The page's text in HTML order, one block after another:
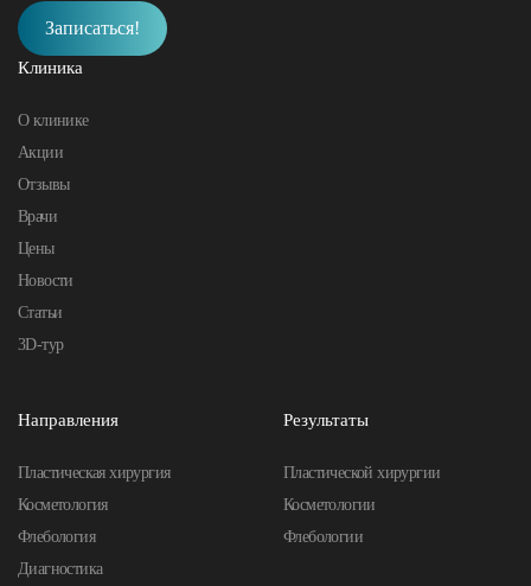
Записаться!
Клиника
О клинике
Акции
Отзывы
Врачи
Цены
Новости
Статьи
3D-тур
Направления
Пластическая хирургия
Косметология
Флебология
Диагностика
Результаты
Пластической хирургии
Косметологии
Флебологии